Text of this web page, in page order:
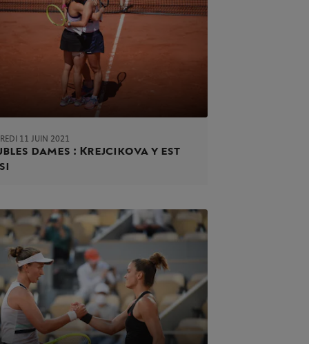
11 JUIN 2021
dames : Krejcikova y est